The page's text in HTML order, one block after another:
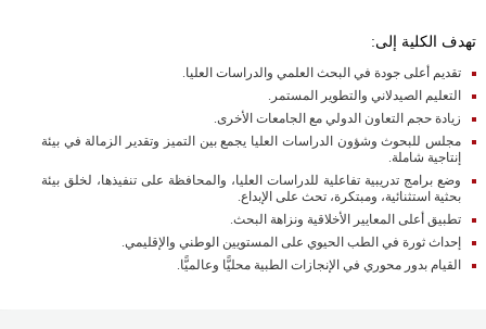
تهدف الكلية إلى:
تقديم أعلى جودة في البحث العلمي والدراسات العليا.
التعليم الصيدلاني والتطوير المستمر.
زيادة حجم التعاون الدولي مع الجامعات الأخرى.
مجلس للبحوث وشؤون الدراسات العليا يجمع بين التميز وتقدير الزمالة في بيئة
إنتاجية شاملة.
وضع برامج تدريبية تفاعلية للدراسات العليا، والمحافظة على تنفيذها، لخلق بيئة
بحثية استثنائية، ومبتكرة، تحث على الإبداع.
تطبيق أعلى المعايير الأخلاقية ونزاهة البحث.
إحداث ثورة في الطب الحيوي على المستويين الوطني والإقليمي.
القيام بدور محوري في الإنجازات الطبية محليًّا وعالميًّا.